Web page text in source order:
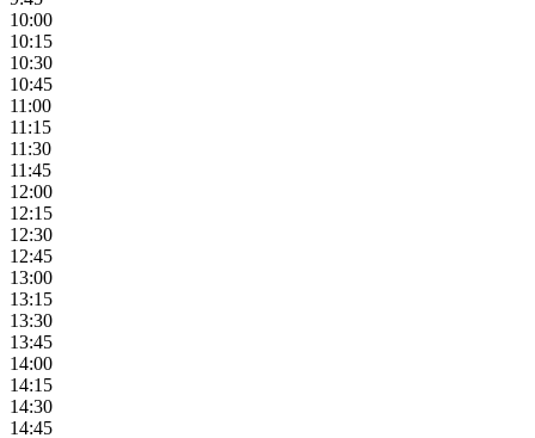
10:00
10:15
10:30
10:45
11:00
11:15
11:30
11:45
12:00
12:15
12:30
12:45
13:00
13:15
13:30
13:45
14:00
14:15
14:30
14:45